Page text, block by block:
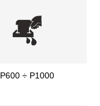
P600 ÷ P1000